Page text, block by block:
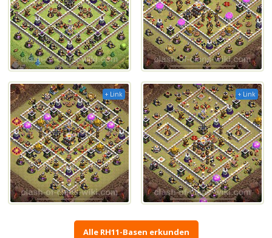
+ Link + Link
Alle RH11-Basen erkunden